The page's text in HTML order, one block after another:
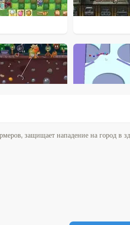
защищает нападение на город в